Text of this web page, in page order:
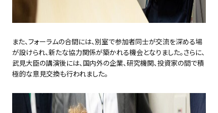
また、フォーラムの合間には、別室で参加者同士が交流を深める場
が設けられ、新たな協力関係が築かれる機会となりました。さらに、
武見大臣の講演後には、国内外の企業、研究機関、投資家の間で積
極的な意見交換も行われました。